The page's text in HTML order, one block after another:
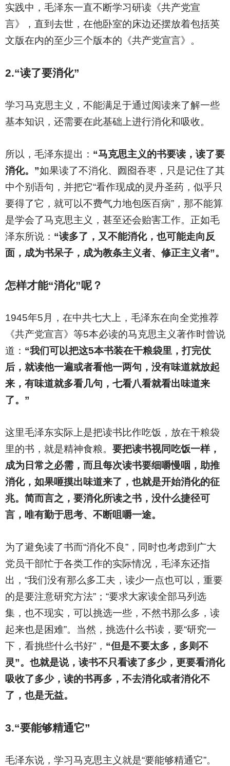
实践中，毛泽东一直不断学习研读《共产党宣
言》，直到去世，在他卧室的床边还摆放着包括英
文版在内的至少三个版本的《共产党宣言》。
2.“读了要消化”
学习马克思主义，不能满足于通过阅读来了解一些
基本知识，还需要在此基础上进行消化和吸收。
所以，毛泽东提出： “马克思主义的书要读，读了要
消化。”如果读了不消化、囫囵吞枣，只是记住了其
中个别语句，并把它“看作现成的灵丹圣药，似乎只
要得了它，就可以不费气力地包医百病”，那不能算
是学会了马克思主义，甚至还会贻害工作。正如毛
泽东所说： “读多了，又不能消化，也可能走向反
面，成为书呆子，成为教条主义者、修正主义者”。
怎样才能“消化”呢？
1945年5月，在中共七大上，毛泽东在向全党推荐
《共产党宣言》等5本必读的马克思主义著作时曾说
道： “我们可以把这5本书装在干粮袋里，打完仗
后，就读他一遍或者看他一两句，没有味道就放起
来，有味道就多看几句，七看八看就看出味道来
了。”
这里毛泽东实际上是把读书比作吃饭，放在干粮袋
里的书，就是精神食粮。 要把读书视同吃饭一样，
成为日常之必需，而且每次读书要细嚼慢咽，助推
消化，如果咂摸出味道来了，也就是开始消化的征
兆。简而言之，要消化所读之书，没什么捷径可
言，唯有勤于思考、不断咀嚼一途。
为了避免读了书而“消化不良”，同时也考虑到广大
党员干部忙于各类工作的实际情况，毛泽东还指
出，“我们没有那么多工夫，读少一点也可以，重要
的是要注意研究方法”；“要求大家读全部马列选
集，也不现实，可以挑选一些，不然书那么多，读
起来也是困难”。当然，挑选什么书读，要“研究一
下，看挑些什么书好”， “但是不要太多，多则不
灵”。也就是说，读书不只看读了多少，更要看消化
吸收了多少，读的书再多，不去消化或者消化不
了，也是无益。
3.“要能够精通它”
毛泽东说，学习马克思主义就是“要能够精通它”。